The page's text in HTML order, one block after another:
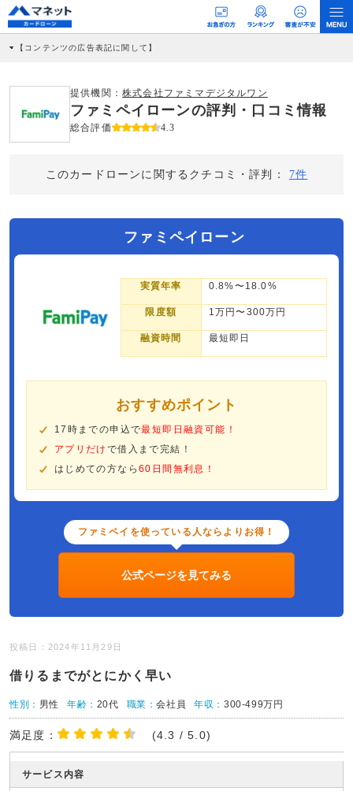
【コンテンツの広告表記に関して】
社に対して企業から紹介報酬が支払われるという収益モデルです。 ただし、特定の
商品を根拠なくPRするものではなく、当編集部の調査／ユーザーへの口コミ収集な
どに基づき、公平性を担保した情報提供を行っています。
提供機関： 株式会社ファミマデジタルワン
ファミペイローンの評判・口コミ情報
総合評価 4.3
このカードローンに関するクチコミ・評判： 7件
ファミペイローン
実質年率 0.8%〜18.0%
限度額 1万円〜300万円
融資時間 最短即日
おすすめポイント
17時までの申込で最短即日融資可能！
アプリだけ で借入まで完結！
はじめての方なら 60日間無利息！
ファミペイを使っている人ならよりお得！
公式ページを見てみる
投稿日：2024年11月29日
借りるまでがとにかく早い
性別： 男性 年齢： 20代 職業：会社員 年収：300-499万円
満足度： (4.3 / 5.0)
サービス内容